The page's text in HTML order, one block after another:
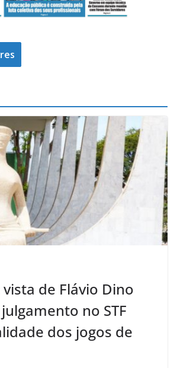
de Flávio Dino
no STF
dos jogos de